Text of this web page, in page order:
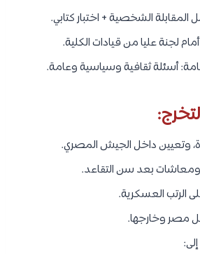
المقابلة الشخصية + اختبار كتابي.
لجنة عليا من قيادات الكلية.
أسئلة ثقافية وسياسية وعامة.
وتعيين داخل الجيش المصري.
ومعاشات بعد سن التقاعد.
الرتب العسكرية.
مصر وخارجها.